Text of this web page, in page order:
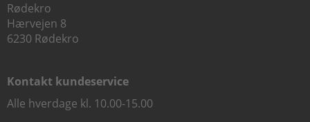
Rødekro
Hærvejen 8
6230 Rødekro
Kontakt kundeservice
Alle hverdage kl. 10.00-15.00